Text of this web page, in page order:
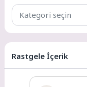
Rastgele İçerik